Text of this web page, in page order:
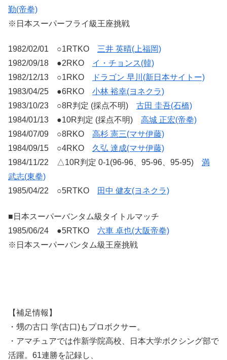
勤(帝拳)
※日本スーパーフライ級王座挑戦
1982/02/01 ○1RTKO 三井 英晴(上福岡)
1982/09/18 ●2RKO イ・チョンス(韓)
1982/12/13 ○1RKO
ドラゴン 早川(新日本サイトー)
1983/04/25 ●6RKO 小林 裕幸(ヨネクラ)
1983/10/23 ○8R判定 (採点不明) 古田 圭吾(石橋)
1984/01/13 ●10R判定 (採点不明) 高城 正宏(帝拳)
1984/07/09 ○8RKO 高杉 憲三(マサ伊藤)
1984/09/15 ○4RKO 久弘 達成(マサ伊藤)
1984/11/22 △10R判定 0-1(96-96、95-96、95-95) 満
武志(東拳)
1985/04/22 ○5RTKO
田中 健友(ヨネクラ)
■日本スーパーバンタム級タイトルマッチ
1985/06/24 ●5RTKO 六車 卓也(大阪帝拳)
※日本スーパーバンタム級王座挑戦
【補足情報】
・甥の古口 学(古口)もプロボクサー。
・アマチュアでは作新学院高校、日本大学ボクシング部で
活躍。61連勝を記録し、